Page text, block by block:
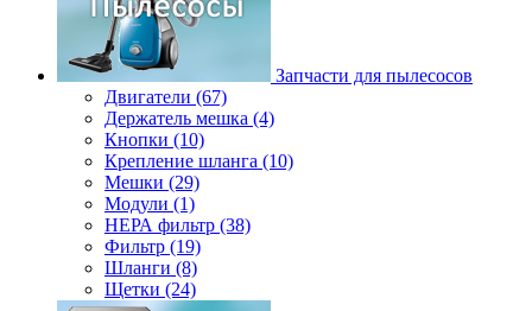
Запчасти для пылесосов
Двигатели (67)
Держатель мешка (4)
Кнопки (10)
Крепление шланга (10)
Мешки (29)
Модули (1)
НЕРА фильтр (38)
Фильтр (19)
Шланги (8)
Щетки (24)